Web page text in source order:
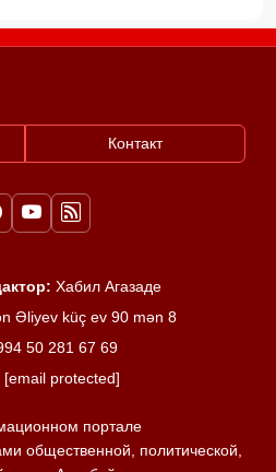
Контакт
Хабил Агазаде
Əliyev küç ev 90 mən 8
50 281 67 69
[email protected]
портале
общественной, политической,